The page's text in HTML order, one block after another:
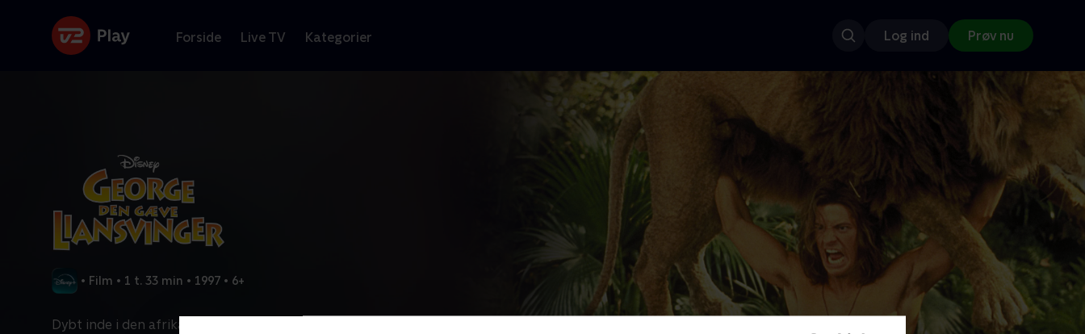
Forside Live TV Kategorier Log ind Prøv nu
• Film • 1 t. 33 min • 1997 • 6+
Dybt inde i den afrikanske jungle bliver babyen George